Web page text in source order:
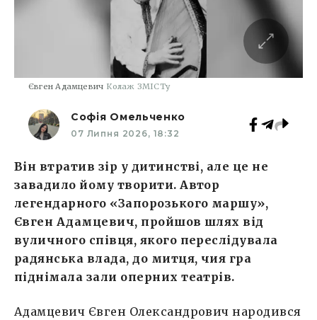
Євген Адамцевич Колаж ЗМІСТу
Софія Омельченко
07 Липня 2026, 18:32
Він втратив зір у дитинстві, але це не
завадило йому творити. Автор
легендарного «Запорозького маршу»,
Євген Адамцевич, пройшов шлях від
вуличного співця, якого переслідувала
радянська влада, до митця, чия гра
піднімала зали оперних театрів.
Адамцевич Євген Олександрович народився